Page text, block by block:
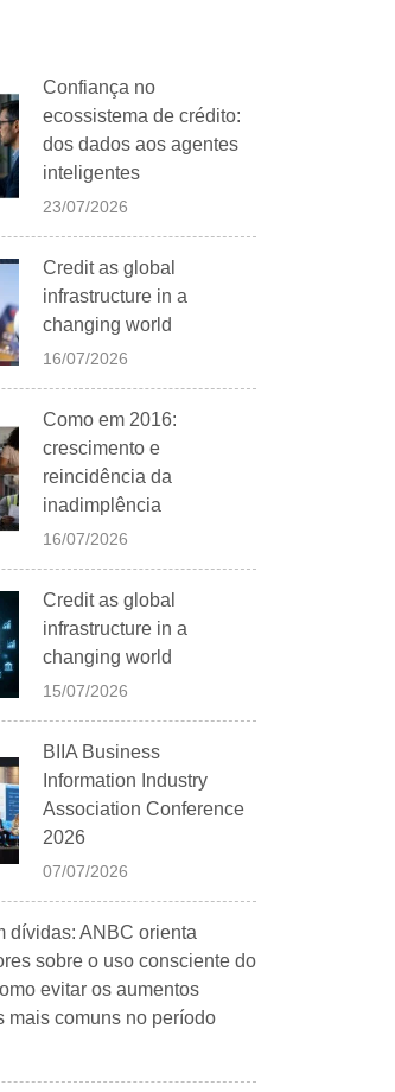
Confiança no
ecossistema de crédito:
dos dados aos agentes
inteligentes
23/07/2026
Credit as global
infrastructure in a
changing world
16/07/2026
Como em 2016:
crescimento e
reincidência da
inadimplência
16/07/2026
Credit as global
infrastructure in a
changing world
15/07/2026
BIIA Business
Information Industry
Association Conference
2026
07/07/2026
dívidas: ANBC orienta
sobre o uso consciente do
evitar os aumentos
mais comuns no período